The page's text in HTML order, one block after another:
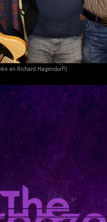
an Richard Hagendorf!)